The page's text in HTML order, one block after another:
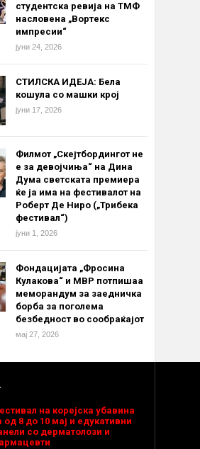
студентска ревија на ТМФ
насловена „Вортекс
импресии“
јуни 24, 2026
СТИЛСКА ИДЕЈА: Бела
кошула со машки крој
јуни 17, 2026
Филмот „Скејтбордингот не
е за девојчиња“ на Дина
Дума светската премиера
ќе ја има на фестивалот на
Роберт Де Ниро („Трибека
фестивал“)
јуни 1, 2026
Фондацијата „Фросина
Кулакова“ и МВР потпишаа
меморандум за заедничка
борба за поголема
безбедност во сообраќајот
мај 27, 2026
на корејска убавина
од 8 до 10 мај и едукативни
со дерматолози и